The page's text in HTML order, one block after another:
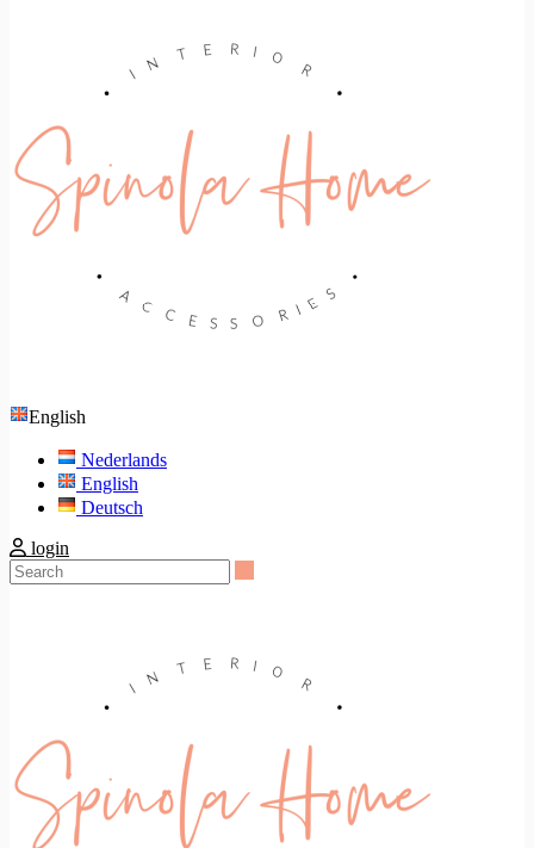
English
Nederlands
English
Deutsch
login